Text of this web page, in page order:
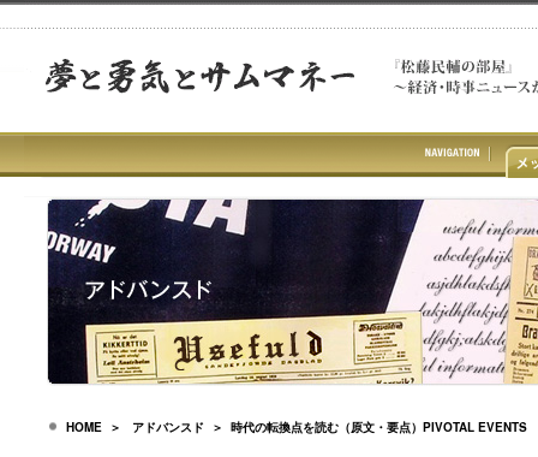
HOME ＞ アドバンスド ＞ 時代の転換点を読む（原文・要点）PIVOTAL